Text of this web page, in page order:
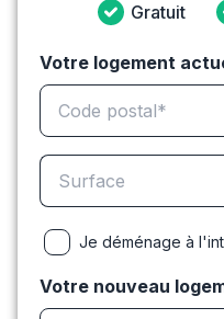
Gratuit
Votre logement
Je déménage à
Votre nouveau